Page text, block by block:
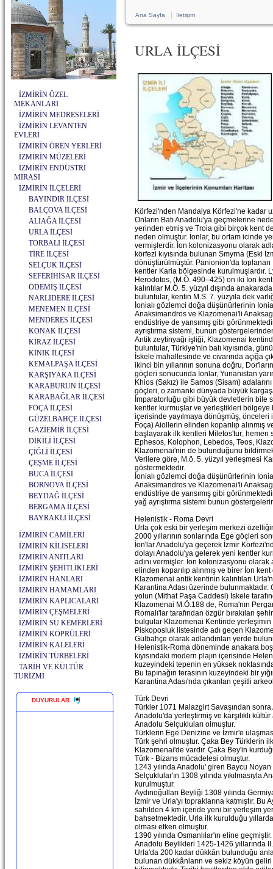
İZMİRİN ÖZEL
MEKANLARI
İZMİRİN MEDRESELERİ
İZMİRİN LEVANTEN
EVLERİ
İZMİRİN ÖREN YERLERİ
İZMİRİN MÜZELERİ
İZMİRİN ENDÜSTRİ
MİRASI
İZMİRİN İLÇELERİ
BAYINDIR İLÇESİ
BALÇOVA İLÇESİ
ALİAĞA İLÇESİ
URLA İLÇESİ
TORBALI İLÇESİ
TİRE İLÇESİ
SELÇUK İLÇESİ
SEFERİHİSAR İLÇESİ
ÖDEMİŞ İLÇESİ
NARLIDERE İLÇESİ
MENEMEN İLÇESİ
MENDERES İLÇESİ
KONAK İLÇESİ
KİRAZ İLÇESİ
KINIK İLÇESİ
KEMALPAŞA İLÇESİ
KARŞIYAKA İLÇESİ
KARABURUN İLÇESİ
KARABAĞLAR İLÇESİ
FOÇA İLÇESİ
GÜZELBAHÇE İLÇESİ
GAZİEMİR İLÇESİ
DİKİLİ İLÇESİ
ÇİĞLİ İLÇESİ
ÇEŞME İLÇESİ
BUCA İLÇESİ
BORNOVA İLÇESİ
BEYDAĞ İLÇESİ
BERGAMA İLÇESİ
BAYRAKLI İLÇESİ
İZMİRİN CAMİLERİ
İZMİRİN KİLİSELERİ
İZMİRİN ANITLARI
İZMİRİN ŞEHİTLİKLERİ
İZMİRİN HANLARI
İZMİRİN HAMAMLARI
İZMİRİN KAPLICALARI
İZMİRİN ÇEŞMELERİ
İZMİRİN SU KEMERLERİ
İZMİRİN KÖPRÜLERİ
İZMİRİN KALELERİ
İZMİRİN TÜRBELERİ
TARİH VE KÜLTÜR
TURİZMİ
DUYURULAR
Ana Sayfa İletişim
URLA İLÇESİ
Körfezi'nden Mandalya Körfezi'ne kadar
Onların Batı Anadolu'ya geçmelerine
yerinden etmiş ve Troia gibi birçok kent
neden olmuştur. İonlar, bu ortam icinde
vermişlerdir. İon kolonizasyonu olarak
körfezi kıyısında bulunan Smyrna (Eski
dönüştürülmüştür. Panionion'da
kentler Karia bölgesinde kurulmuşlardır.
Herodotos, (M.Ö. 490–425) on iki İon
kalıntılar M.Ö. 5. yüzyıl dışında
buluntular, kentin M.S. 7. yüzyıla dek
İonialı gözlemci doğa düşünürlerinin
Anaksimandros ve Klazomenai'li
endüstriye de yansımış gibi
ayrıştırma sistemi, bunun
Antik zeytinyağı işliği, Klazomenai
buluntular, Türkiye'nin batı kıyısında,
İskele mahallesinde ve civarında açığa
ikinci bin yıllarının sonuna doğru,
göçleri sonucunda İonlar, Yunanistan
Khios (Sakız) ile Samos (Sisam)
göçleri, o zamanki dünyada büyük
İmparatorluğu gibi büyük devletlerin bile
kentler kurmuşlar ve yerleştikleri bölgeye
içerisinde yayılmaya dönüşmüş, önceleri
Foça) Aiollerin elinden koparılıp
başlayarak ilk kentleri Miletos'tur;
Ephesos, Kolophon, Lebedos, Teos,
Klazomenai'nin de bulunduğunu
Verilere göre, M.ö. 5. yüzyıl yerleşmesi
göstermektedir.
İonialı gözlemci doğa düşünürlerinin
Anaksimandros ve Klazomenai'li
endüstriye de yansımış gibi
yağ ayrıştırma sistemi bunun
Helenistik - Roma Devri
Urla çok eski bir yerleşim merkezi
2000 yıllarının sonlarında Ege göçleri
İon'lar Anadolu'ya geçerek İzmir
dolayı Anadolu'ya gelerek yeni kentler
adını vermişler. İon kolonizasyonu
elinden koparılıp alınmış ve birer İon
Klazomenai antik kentinin kalıntıları
Karantina Adası üzerinde bulunmaktadır.
yolun (Mithat Paşa Caddesi) İskele
Klazomenai M.Ö.188 de, Roma'nın
Romalı'lar tarafından özgür bırakılan
bulgular Klazomenai Kentinde yerleşimin
Piskoposluk listesinde adı geçen
Gülbahçe olarak adlandırılan yerde
Helenistik-Roma döneminde anakara
kıyısındaki modern plajın içerisinde
kuzeyindeki tepenin en yüksek
Bu tapınağın terasının kuzeyindeki bir
Karantina Adası'nda çıkarılan çeşitli
Türk Devri
Türkler 1071 Malazgirt Savaşından
Anadolu'da yerleştirmiş ve karşılıklı
Anadolu Selçukluları olmuştur.
Türklerin Ege Denizine ve İzmir'e
Türk şehri olmuştur. Çaka Bey Türklerin
Klazomenai'de vardır. Çaka Bey'in
Türk - Bizans mücadelesi olmuştur.
1243 yılında Anadolu' giren Baycu
Selçuklular'ın 1308 yılında yıkılmasıyla
kurulmuştur.
Aydınoğulları Beyliği 1308 yılında
İzmir ve Urla'yı topraklarına katmıştır.
sahilden 4 km içeride yeni bir yerleşim
bahsetmektedir. Urla ilk kurulduğu
olması etken olmuştur.
1390 yılında Osmanlılar'ın eline
Anadolu Beylikleri 1425-1426 yıllarında
Urla'da 200 kadar dükkân bulunduğu
bulunan dükkânların ve sekiz köyün